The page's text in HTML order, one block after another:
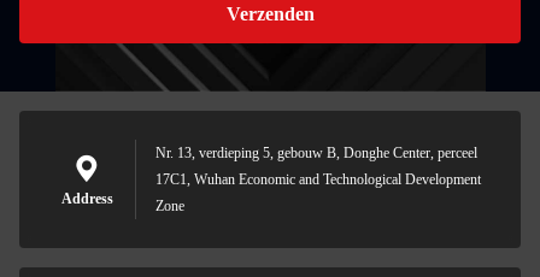
Verzenden
Address
Nr. 13, verdieping 5, gebouw B, Donghe Center, perceel
17C1, Wuhan Economic and Technological Development
Zone